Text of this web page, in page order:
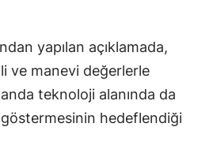
yapılan açıklamada,
ve manevi değerlerle
teknoloji alanında da
göstermesinin hedeflendiği